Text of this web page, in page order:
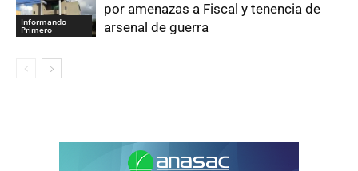
Informando
Primero
por amenazas a Fiscal y tenencia de
arsenal de guerra